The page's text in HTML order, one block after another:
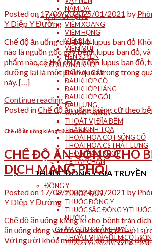
NẤM DA
TAI MŨI HỌNG
VIÊM XOANG
VIÊM HỌNG
VIÊM TAI
VIÊM MŨI
HEN SUYỄN
CƠ XƯƠNG KHỚP
ĐAU VAI GÁY
ĐAU KHỚP CỔ
ĐAU KHỚP HÁNG
ĐAU KHỚP GỐI
ĐAU LƯNG
GAI CỘT SỐNG
THOÁT VỊ ĐĨA ĐỆM
THẦN KINH TỌA
THOÁI HÓA CỘT SỐNG CỔ
THOÁI HÓA CS THẮT LƯNG
THOÁI HÓA KHỚP
TÊ TAY CHÂN
THUỐC ĐÔNG Y GIA TRUYỀN
ĐÔNG Y
THUỐC QUÝ
THUỐC ĐÔNG Y
THUỐC SẮC ĐÔNG
NƯỚC)
CHÂM CỨU & BẤM HUYỆT
THOÁT VỊ ĐĨA ĐỆM CỘT
Posted on 17/09/202025/01/2021 by
Y Diệp Y Đường
Chế độ ăn uống cho bệnh lupus ban đỏ
nào là nguồn gốc gây bệnh lupus ban đỏ,
phẩm nào có thể chữa bệnh lupus ban đỏ,
dưỡng lại là một phần quan trọng trong
này. […]
Continue reading→
Posted inChế độ ăn uống kiêng cữ theo
Chế độ ăn uống kiêng cữ theo bệnh
CHẾ ĐỘ ĂN UỐNG CHO
DỊCH MÀNG PHỔI
Posted on 17/09/202024/01/2021 by
Y Diệp Y Đường
Chế độ ăn uống kiêng kị cho bệnh tràn
ăn uống đóng vai trò quan trọng đối với
Với người khỏe mạnh chế độ ăn uống đã